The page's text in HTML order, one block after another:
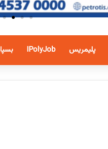
پلیمریس IPolyJob